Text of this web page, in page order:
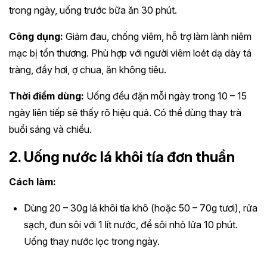
trong ngày, uống trước bữa ăn 30 phút.
Công dụng: Giảm đau, chống viêm, hỗ trợ làm lành niêm
mạc bị tổn thương. Phù hợp với người viêm loét dạ dày tá
tràng, đầy hơi, ợ chua, ăn không tiêu.
Thời điểm dùng: Uống đều đặn mỗi ngày trong 10 – 15
ngày liên tiếp sẽ thấy rõ hiệu quả. Có thể dùng thay trà
buổi sáng và chiều.
2. Uống nước lá khôi tía đơn thuần
Cách làm:
Dùng 20 – 30g lá khôi tía khô (hoặc 50 – 70g tươi), rửa
sạch, đun sôi với 1 lít nước, để sôi nhỏ lửa 10 phút.
Uống thay nước lọc trong ngày.